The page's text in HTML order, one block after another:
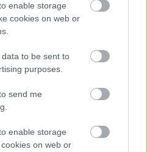
enable storage
cookies on web or
to be sent to
purposes.
send me
enable storage
on web or